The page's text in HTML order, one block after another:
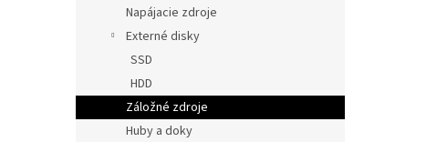
Napájacie zdroje
Externé disky
SSD
HDD
Záložné zdroje
Huby a doky